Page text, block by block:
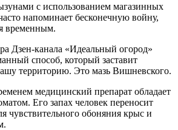
с использованием магазинных
напоминает бесконечную войну,
временным.
Дзен-канала «Идеальный огород»
способ, который заставит
территорию. Это мазь Вишневского.
медицинский препарат обладает
Его запах человек переносит
чувствительного обоняния крыс и